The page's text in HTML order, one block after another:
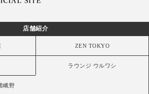
店舗紹介
ZEN TOKYO
ラウンジ ウルワシ
峨野